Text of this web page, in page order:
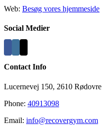
Web: Besøg vores hjemmeside
Social Medier
Contact Info
Lucernevej 150, 2610 Rødovre
Phone: 40913098
Email: info@recovergym.com